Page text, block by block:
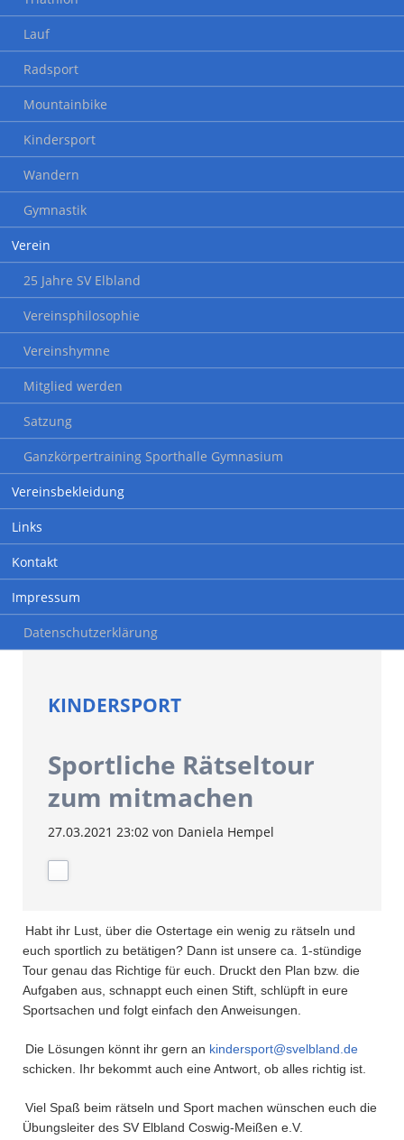
Lauf
Radsport
Mountainbike
Kindersport
Wandern
Gymnastik
Verein
25 Jahre SV Elbland
Vereinsphilosophie
Vereinshymne
Mitglied werden
Satzung
Ganzkörpertraining Sporthalle Gymnasium
Vereinsbekleidung
Links
Kontakt
Impressum
Datenschutzerklärung
KINDERSPORT
Sportliche Rätseltour
zum mitmachen
27.03.2021 23:02von Daniela Hempel
Habt ihr Lust, über die Ostertage ein wenig zu rätseln und
euch sportlich zu betätigen? Dann ist unsere ca. 1-stündige
Tour genau das Richtige für euch. Druckt den Plan bzw. die
Aufgaben aus, schnappt euch einen Stift, schlüpft in eure
Sportsachen und folgt einfach den Anweisungen.
Die Lösungen könnt ihr gern an kindersport@svelbland.de
schicken. Ihr bekommt auch eine Antwort, ob alles richtig ist.
Viel Spaß beim rätseln und Sport machen wünschen euch die
Übungsleiter des SV Elbland Coswig-Meißen e.V.